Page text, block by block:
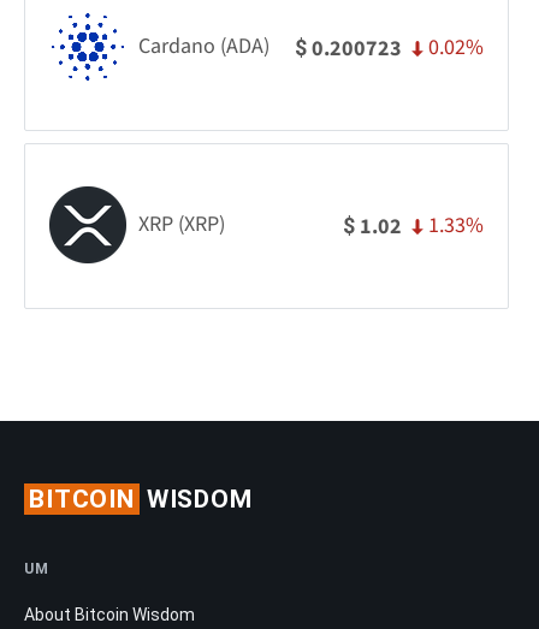
Cardano (ADA) $0.200723 0.02%
XRP (XRP) $ 1.02 1.33%
BITCOIN WISDOM
UM
About Bitcoin Wisdom